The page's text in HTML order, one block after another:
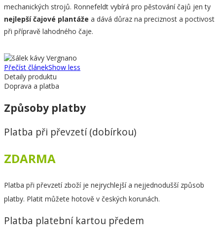
mechanických strojů. Ronnefeldt vybírá pro pěstování čajů jen ty
nejlepší čajové plantáže a dává důraz na preciznost a poctivost
při přípravě lahodného čaje.
Přečíst článekShow less
Detaily produktu
Doprava a platba
Způsoby platby
Platba při převzetí (dobírkou)
ZDARMA
Platba při převzetí zboží je nejrychlejší a nejjednodušší způsob
platby. Platit můžete hotově v českých korunách.
Platba platební kartou předem